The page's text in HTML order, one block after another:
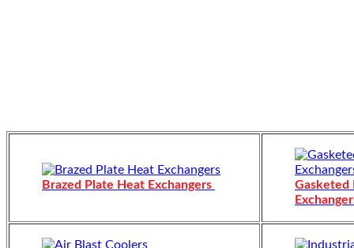
Brazed Plate Heat Exchangers
Gasketed